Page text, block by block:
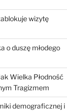
wizytę
o duszę młodego
Wielka Płodność
Tragizmem
demograficznej i